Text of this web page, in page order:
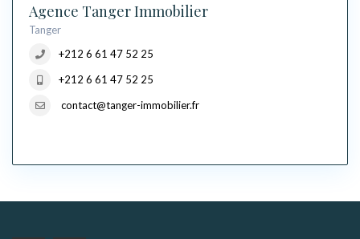
Agence Tanger Immobilier
Tanger
+212 6 61 47 52 25
+212 6 61 47 52 25
contact@tanger-immobilier.fr